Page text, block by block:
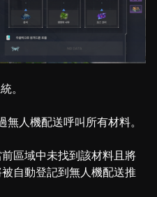
。
人機配送呼叫所有材料。
區域中未找到該材料且將
自動登記到無人機配送推